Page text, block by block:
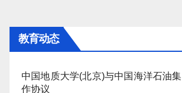
教育动态
中国地质大学(北京)与中国海洋石油
作协议